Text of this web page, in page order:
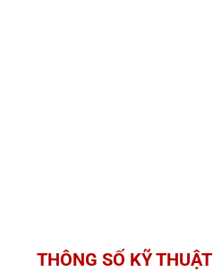
THÔNG SỐ KỸ THUẬT